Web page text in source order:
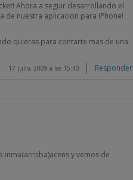
17 julio, 2009 a las 15:40
Ahora a seguir desarrollando el
de nuestra aplicacion para iPhone!
quieras para contarte mas de una
Responder
inma(arroba)acens y vemos de